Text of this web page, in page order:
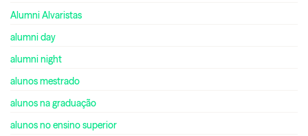
Alumni Alvaristas
alumni day
alumni night
alunos mestrado
alunos na graduação
alunos no ensino superior